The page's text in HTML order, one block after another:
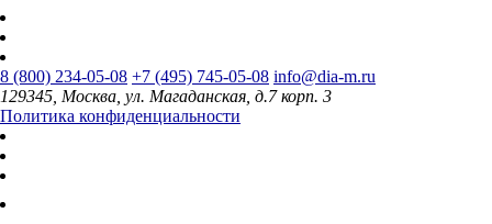
8 (800) 234-05-08 +7 (495) 745-05-08 info@dia-m.ru
129345, Москва, ул. Магаданская, д.7 корп. 3
Политика конфиденциальности